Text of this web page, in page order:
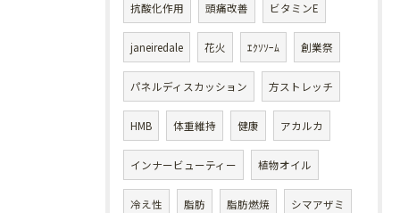
抗酸化作用 頭痛改善 ビタミンE
janeiredale 花火 ｴｸｿｿｰﾑ 創業祭
パネルディスカッション 方ストレッチ
HMB 体重維持 健康 アカルカ
インナービューティー 植物オイル
冷え性 脂肪 脂肪燃焼 シマアザミ